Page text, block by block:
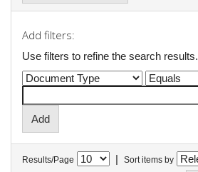
Add filters:
Use filters to refine the search results.
Results/Page | Sort items by